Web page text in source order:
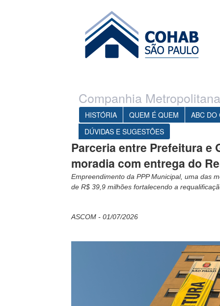
Companhia
HISTÓRIA QUEM É QUEM
ABC DO
DÚVIDAS E SUGESTÕES
Parceria entre Prefeitura e
moradia com entrega do
Empreendimento da PPP Municipal, uma das
de R$ 39,9 milhões fortalecendo a
ASCOM - 01/07/2026